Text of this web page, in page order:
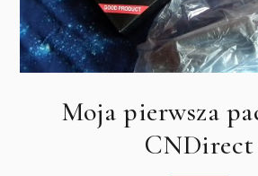
Moja pierwsza
CNDirect